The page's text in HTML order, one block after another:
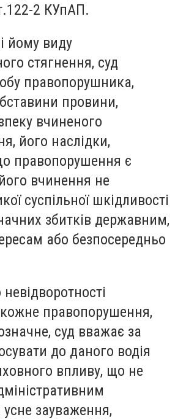
2 КУпАП.
йому виду
стягнення, суд
правопорушника,
провини,
вчиненого
його наслідки,
правопорушення є
вчинення не
суспільної шкідливості
збитків державним,
або безпосередньо
невідворотності
кожне правопорушення,
суд вважає за
до даного водія
впливу, що не
зауваження,